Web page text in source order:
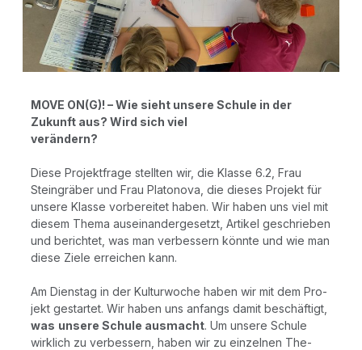
MOVE ON(G)! – Wie sieht unse­re Schu­le in der
Zukunft aus? Wird sich viel
ver­än­dern?
Die­se Pro­jekt­fra­ge stell­ten wir, die Klas­se 6.2, Frau
Stein­grä­ber und Frau Pla­to­no­va, die die­ses Pro­jekt für
unse­re Klas­se vor­be­rei­tet haben. Wir haben uns viel mit
die­sem The­ma aus­ein­an­der­ge­setzt, Arti­kel geschrie­ben
und berich­tet, was man ver­bes­sern könn­te und wie man
die­se Zie­le errei­chen kann.
Am Diens­tag in der Kul­tur­wo­che haben wir mit dem Pro­
jekt gestar­tet. Wir haben uns anfangs damit beschäf­tigt,
was unse­re Schu­le aus­macht. Um unse­re Schu­le
wirk­lich zu ver­bes­sern, haben wir zu ein­zel­nen The­